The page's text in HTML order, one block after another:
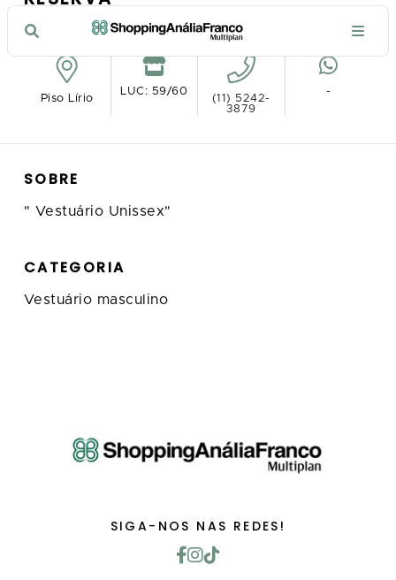
VER NO MAPA
Piso Lírio
LUC: 59/60
(11) 5242-
3879
-
SOBRE
" Vestuário Unissex"
CATEGORIA
Vestuário masculino
SIGA-NOS NAS REDES!